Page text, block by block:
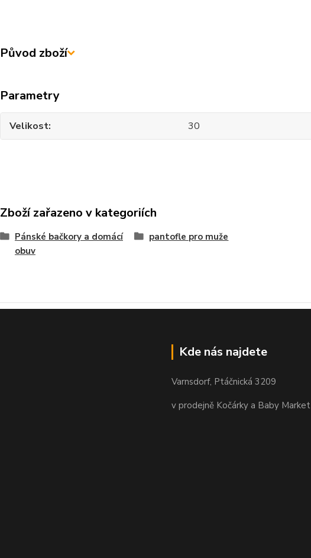
Původ zboží
Parametry
Velikost 30
Zboží zařazeno v kategoriích
Pánské bačkory a domácí
obuv
pantofle pro muže
Kde nás najdete
Varnsdorf, Ptáčnická 3209
v prodejně Kočárky a Baby Market